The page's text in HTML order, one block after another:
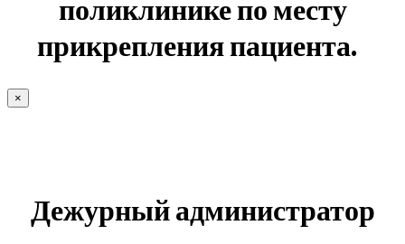
поликлинике по месту
прикрепления пациента.
×
Дежурный администратор